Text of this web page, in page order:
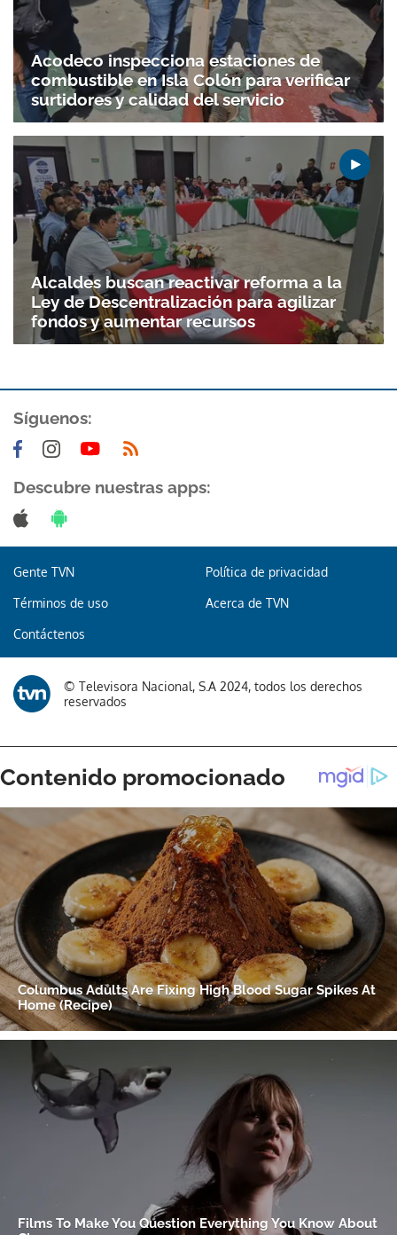
Gracias por suscribirte a nuestro boletín.
ACEPTAR
Acodeco inspecciona estaciones de
combustible en Isla Colón para verificar
surtidores y calidad del servicio
Alcaldes buscan reactivar reforma a la
Ley de Descentralización para agilizar
fondos y aumentar recursos
Síguenos:
Descubre nuestras apps:
Gente TVN Política de privacidad
Términos de uso Acerca de TVN
Contáctenos
© Televisora Nacional, S.A 2024, todos los derechos
reservados